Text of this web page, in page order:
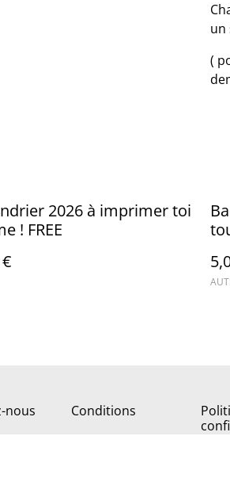
un
(
2026 à imprimer toi
! FREE
nous Conditions